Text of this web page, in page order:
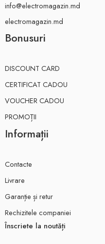
info@electromagazin.md
electromagazin.md
Bonusuri
DISCOUNT CARD
CERTIFICAT CADOU
VOUCHER CADOU
PROMOȚII
Informații
Contacte
Livrare
Garanție și retur
Rechizitele companiei
Înscriete la noutăți